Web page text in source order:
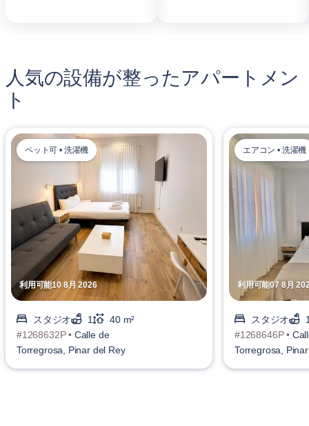
人気の設備が整ったアパートメン
ト
利用可能10 8月 2026
ペット可 • 洗濯機
スタジオ 1
40 m²
#1268632P • Calle de
Torregrosa, Pinar del Rey
利用可能07 8月
エアコン • 洗濯機
スタジオ
#1268646P •
Torregrosa,